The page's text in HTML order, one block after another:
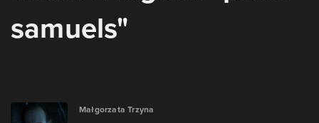
samuels"
Małgorzata Trzyna